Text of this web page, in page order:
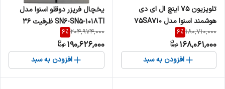
تلویزیون 75 اینچ ال ای دی
هوشمند اسنوا مدل 75SA710
180,710,000
6%
168,061,000
افزودن به سبد
یخچال فریزر دوقلو اسنوا مدل
SN6-SN5-1018TI ظرفیت ۳۶
فوت
204,974,000
6%
190,626,000
افزودن به سبد